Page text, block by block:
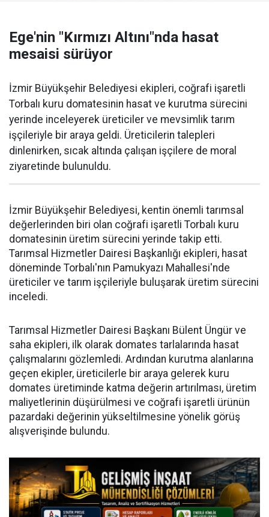
Ege'nin "Kırmızı Altını"nda hasat
mesaisi sürüyor
İzmir Büyükşehir Belediyesi ekipleri, coğrafi işaretli
Torbalı kuru domatesinin hasat ve kurutma sürecini
yerinde inceleyerek üreticiler ve mevsimlik tarım
işçileriyle bir araya geldi. Üreticilerin talepleri
dinlenirken, sıcak altında çalışan işçilere de moral
ziyaretinde bulunuldu.
İzmir Büyükşehir Belediyesi, kentin önemli tarımsal
değerlerinden biri olan coğrafi işaretli Torbalı kuru
domatesinin üretim sürecini yerinde takip etti.
Tarımsal Hizmetler Dairesi Başkanlığı ekipleri, hasat
döneminde Torbalı'nın Pamukyazı Mahallesi'nde
üreticiler ve tarım işçileriyle buluşarak üretim sürecini
inceledi.
Tarımsal Hizmetler Dairesi Başkanı Bülent Üngür ve
saha ekipleri, ilk olarak domates tarlalarında hasat
çalışmalarını gözlemledi. Ardından kurutma alanlarına
geçen ekipler, üreticilerle bir araya gelerek kuru
domates üretiminde katma değerin artırılması, üretim
maliyetlerinin düşürülmesi ve coğrafi işaretli ürünün
pazardaki değerinin yükseltilmesine yönelik görüş
alışverişinde bulundu.